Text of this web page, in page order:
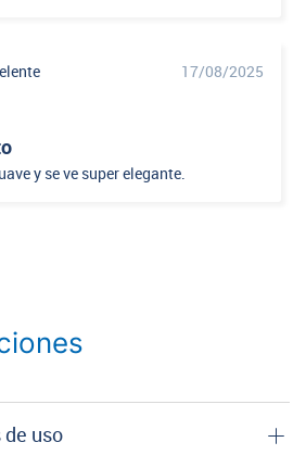
17/08/2025
y se ve super elegante.
uso